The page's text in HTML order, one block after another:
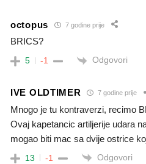
octopus 7 godine prije
BRICS?
5 -1 Odgovori
IVE OLDTIMER 7 godine prije
Mnogo je tu kontraverzi, recimo
Ovaj kapetancic artiljerije udara
mogao biti mac sa dvije ostrice
13 -1 Odgovori